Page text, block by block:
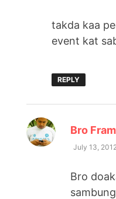
takda kaa
event kat
REPLY
Bro
July 13,
Bro